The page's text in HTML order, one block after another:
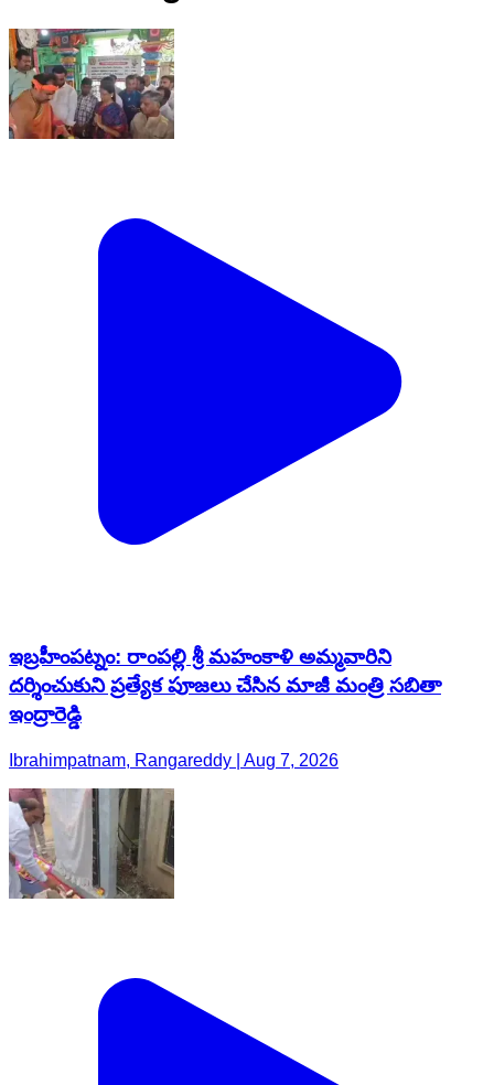
ఇబ్రహీంపట్నం: రాంపల్లి శ్రీ మహంకాళి అమ్మవారిని
దర్శించుకుని ప్రత్యేక పూజలు చేసిన మాజీ మంత్రి సబితా
ఇంద్రారెడ్డి
Ibrahimpatnam, Rangareddy | Aug 7, 2026